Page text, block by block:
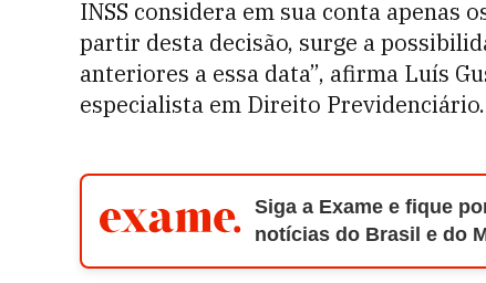
INSS considera em sua conta apenas
partir desta decisão, surge a
anteriores a essa data”, afirma Luís
especialista em Direito Previdenciário.
Siga a Exame e fique
notícias do Brasil e do